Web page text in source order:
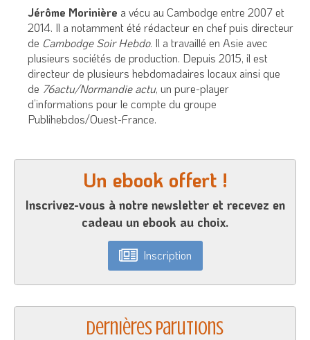
Jérôme Morinière a vécu au Cambodge entre 2007 et
2014. Il a notamment été rédacteur en chef puis directeur
de Cambodge Soir Hebdo. Il a travaillé en Asie avec
plusieurs sociétés de production. Depuis 2015, il est
directeur de plusieurs hebdomadaires locaux ainsi que
de 76actu/Normandie actu, un pure-player
d’informations pour le compte du groupe
Publihebdos/Ouest-France.
Un ebook offert !
Inscrivez-vous à notre newsletter et recevez en
cadeau un ebook au choix.
Inscription
Dernières parutions